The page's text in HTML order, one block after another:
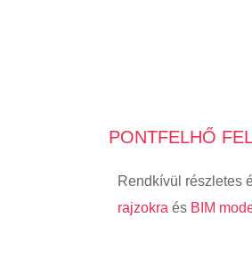
PONTFELHŐ
Rendkívül részletes
rajzokra és BIM